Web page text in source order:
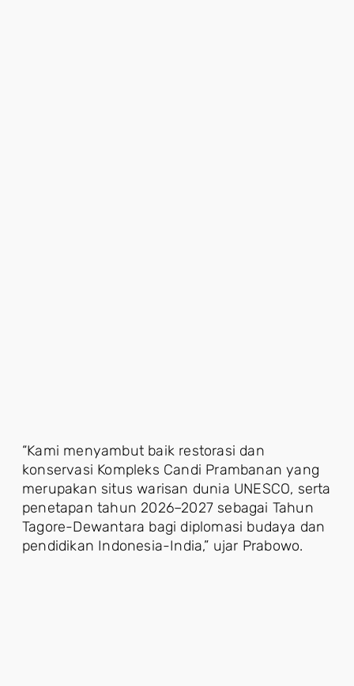
“Kami menyambut baik restorasi dan
konservasi Kompleks Candi Prambanan yang
merupakan situs warisan dunia UNESCO, serta
penetapan tahun 2026–2027 sebagai Tahun
Tagore-Dewantara bagi diplomasi budaya dan
pendidikan Indonesia-India,” ujar Prabowo.